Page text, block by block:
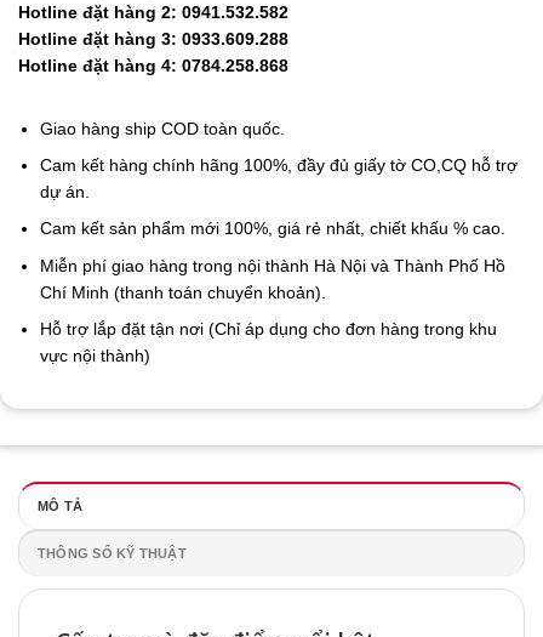
Hotline đặt hàng 2: 0941.532.582
Hotline đặt hàng 3: 0933.609.288
Hotline đặt hàng 4: 0784.258.868
Giao hàng ship COD toàn quốc.
Cam kết hàng chính hãng 100%, đầy đủ giấy tờ CO,CQ hỗ trợ
dự án.
Cam kết sản phẩm mới 100%, giá rẻ nhất, chiết khấu % cao.
Miễn phí giao hàng trong nội thành Hà Nội và Thành Phố Hồ
Chí Minh (thanh toán chuyển khoản).
Hỗ trợ lắp đặt tận nơi (Chỉ áp dụng cho đơn hàng trong khu
vực nội thành)
MÔ TẢ
THÔNG SỐ KỸ THUẬT